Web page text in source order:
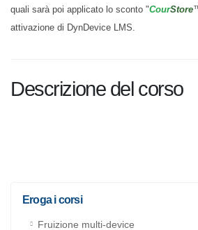
attivazione di DynDevice LMS.
Fruizione multi-device